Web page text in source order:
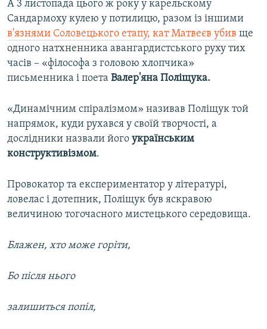
А 3 листопада цього ж року у карельскому
Сандармоху кулею у потилицю, разом із іншими
в'язнями Соловецького етапу, кат Матвеєв убив ще
одного натхненника авангардистського руху тих
часів – «філософа з головою хлопчика»
письменника і поета Валер'яна Поліщука.
«Динамічним спіралізмом» називав Поліщук той
напрямок, куди рухався у своїй творчості, а
дослідники назвали його українським
конструктивізмом.
Провокатор та експериментатор у літературі,
ловелас і дотепник, Поліщук був яскравою
величиною тогочасного мистецького середовища.
Блажен, хто може горіти,
Бо після нього
залишиться попіл,